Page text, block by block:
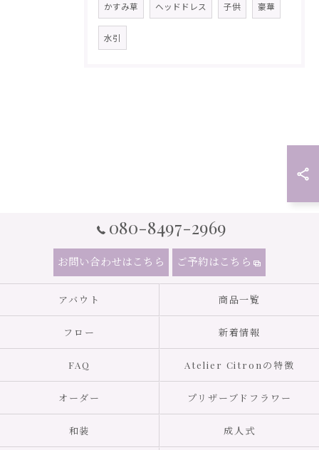
かすみ草 ヘッドドレス 子供 豪華
水引
080-8497-2969
お問い合わせはこちら ご予約はこちら
アバウト 商品一覧
フロー 新着情報
FAQ Atelier Citronの特徴
オーダー プリザーブドフラワー
和装 成人式